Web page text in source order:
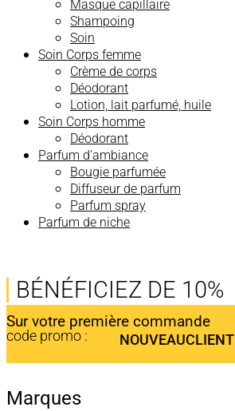
Masque capillaire
Shampoing
Soin
Soin Corps femme
Crème de corps
Déodorant
Lotion, lait parfumé, huile
Soin Corps homme
Déodorant
Parfum d’ambiance
Bougie parfumée
Diffuseur de parfum
Parfum spray
Parfum de niche
BÉNÉFICIEZ DE 10%
Sur votre première commande
code promo : NOUVEAUCLIENT
Marques